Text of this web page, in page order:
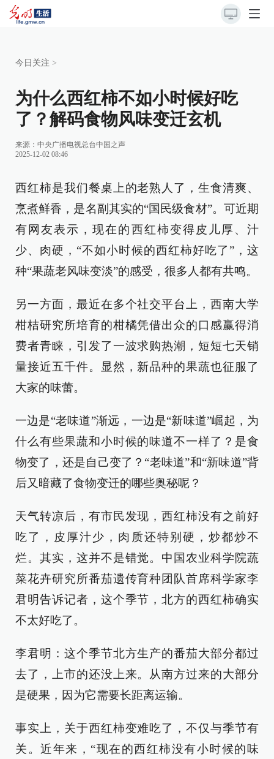
今日关注 >
为什么西红柿不如小时候好吃
了？解码食物风味变迁玄机
来源： 中央广播电视总台中国之声
2025-12-02 08:46
西红柿是我们餐桌上的老熟人了，生食清爽、
烹煮鲜香，是名副其实的“国民级食材”。可近期
有网友表示，现在的西红柿变得皮儿厚、汁
少、肉硬，“不如小时候的西红柿好吃了”，这
种“果蔬老风味变淡”的感受，很多人都有共鸣。
另一方面，最近在多个社交平台上，西南大学
柑桔研究所培育的柑橘凭借出众的口感赢得消
费者青睐，引发了一波求购热潮，短短七天销
量接近五千件。显然，新品种的果蔬也征服了
大家的味蕾。
一边是“老味道”渐远，一边是“新味道”崛起，为
什么有些果蔬和小时候的味道不一样了？是食
物变了，还是自己变了？“老味道”和“新味道”背
后又暗藏了食物变迁的哪些奥秘呢？
天气转凉后，有市民发现，西红柿没有之前好
吃了，皮厚汁少，肉质还特别硬，炒都炒不
烂。其实，这并不是错觉。中国农业科学院蔬
菜花卉研究所番茄遗传育种团队首席科学家李
君明告诉记者，这个季节，北方的西红柿确实
不太好吃了。
李君明：这个季节北方生产的番茄大部分都过
去了，上市的还没上来。从南方过来的大部分
是硬果，因为它需要长距离运输。
事实上，关于西红柿变难吃了，不仅与季节有
关。近年来，“现在的西红柿没有小时候的味